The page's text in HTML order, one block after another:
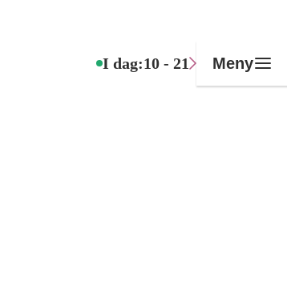
I dag:10 - 21 Meny